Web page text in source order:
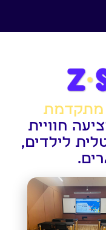
מתקדמת
חוויית
לילדים,